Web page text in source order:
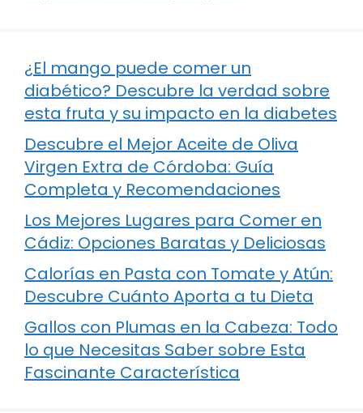
¿El mango puede comer un
diabético? Descubre la verdad sobre
esta fruta y su impacto en la diabetes
Descubre el Mejor Aceite de Oliva
Virgen Extra de Córdoba: Guía
Completa y Recomendaciones
Los Mejores Lugares para Comer en
Cádiz: Opciones Baratas y Deliciosas
Calorías en Pasta con Tomate y Atún:
Descubre Cuánto Aporta a tu Dieta
Gallos con Plumas en la Cabeza: Todo
lo que Necesitas Saber sobre Esta
Fascinante Característica